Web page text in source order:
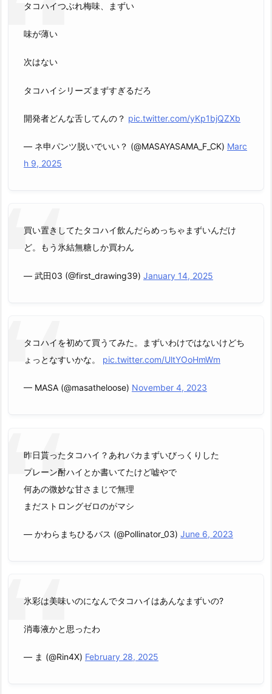
タコハイつぶれ梅味、まずい
味が薄い
次はない
タコハイシリーズまずすぎるだろ
開発者どんな舌してんの？ pic.twitter.com/yKp1bjQZXb
— ネ申パンツ脱いでいい？ (@MASAYASAMA_F_CK) Marc
h 9, 2025
買い置きしてたタコハイ飲んだらめっちゃまずいんだけ
ど。もう氷結無糖しか買わん
— 武田03 (@first_drawing39) January 14, 2025
タコハイを初めて買うてみた。まずいわけではないけどち
ょっとなすいかな。 pic.twitter.com/UltYOoHmWm
— MASA (@masatheloose) November 4, 2023
昨日貰ったタコハイ？あれバカまずいびっくりした
プレーン酎ハイとか書いてたけど嘘やで
何あの微妙な甘さまじで無理
まだストロングゼロのがマシ
— かわらまちひるバス (@Pollinator_03) June 6, 2023
氷彩は美味いのになんでタコハイはあんなまずいの?
消毒液かと思ったわ
— ま (@Rin4X) February 28, 2025